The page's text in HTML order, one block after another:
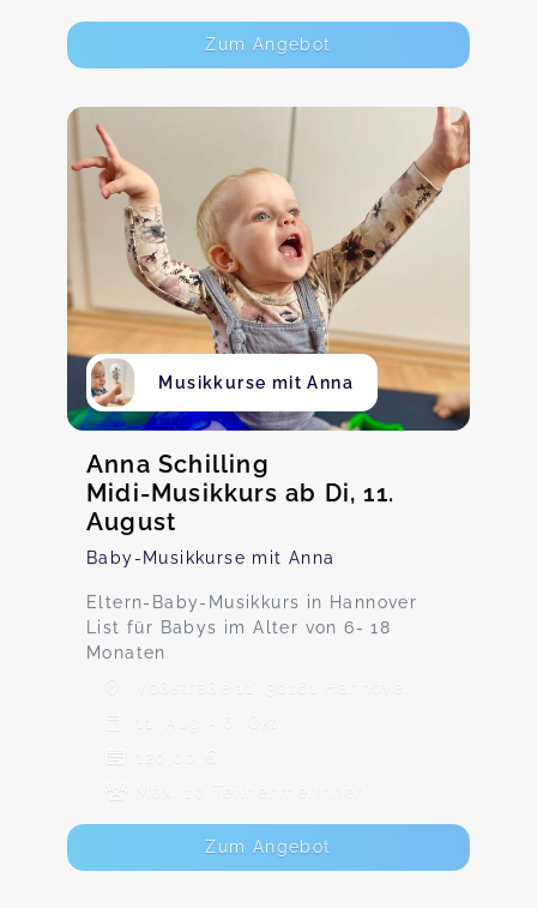
Zum Angebot
Musikkurse mit Anna
Anna Schilling
Midi-Musikkurs ab Di, 11.
August
Baby-Musikkurse mit Anna
Eltern-Baby-Musikkurs in Hannover
List für Babys im Alter von 6- 18
Monaten
Voßstraße 11, 30161 Hannover
11. Aug - 6. Okt
120,00 €
Max. 10 TeilnehmerInnen
Zum Angebot